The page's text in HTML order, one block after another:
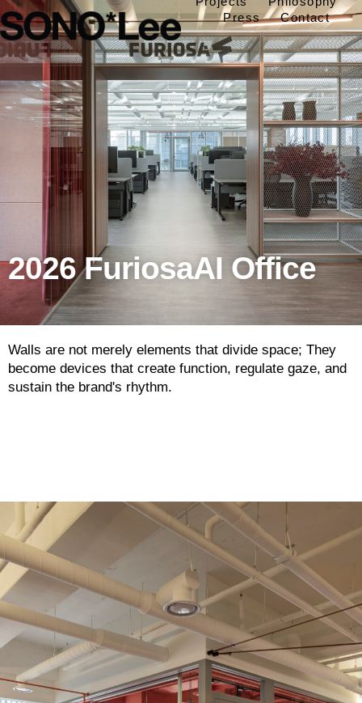
Press
Contact
2026 FuriosaAI Office
Walls are not merely elements that divide space; They
become devices that create function, regulate gaze, and
sustain the brand's rhythm.